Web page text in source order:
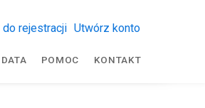
rejestracji Utwórz konto
POMOC KONTAKT